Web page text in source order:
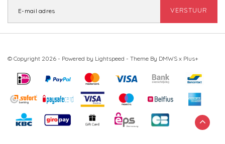
VERSTUUR
© Copyright 2026 - Powered by Lightspeed - Theme By DMWS x Plus+